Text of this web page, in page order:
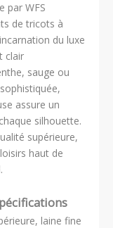
par WFS
de tricots à
du luxe
clair
sauge ou
assure un
silhouette.
supérieure,
haut de
laine fine